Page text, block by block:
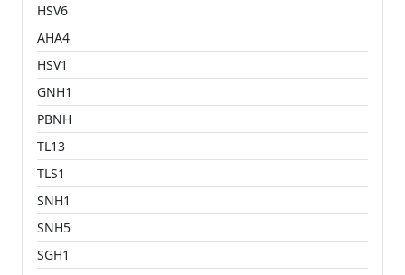
HSV6
AHA4
HSV1
GNH1
PBNH
TL13
TLS1
SNH1
SNH5
SGH1